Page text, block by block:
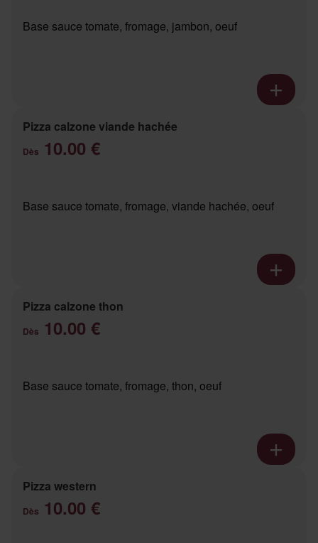
Base sauce tomate, fromage, jambon, oeuf
Pizza calzone viande hachée
Dès 10.00 €
Base sauce tomate, fromage, viande hachée, oeuf
Pizza calzone thon
Dès 10.00 €
Base sauce tomate, fromage, thon, oeuf
Pizza western
Dès 10.00 €